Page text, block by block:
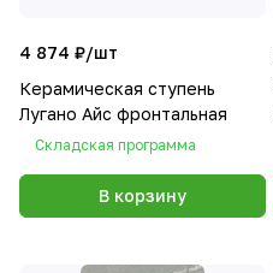
4 874 ₽/шт
Керамическая ступень
Лугано Айс фронтальная
Складская программа
В корзину